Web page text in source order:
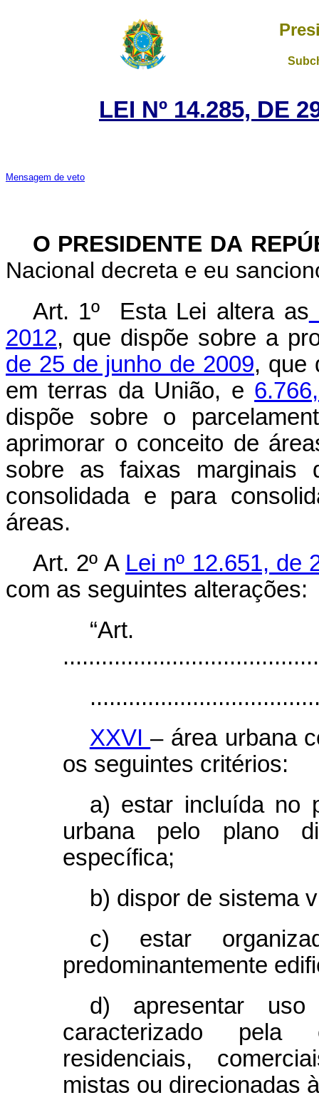
LEI Nº 14.285, DE
Mensagem de veto
O PRESIDENTE DA
Nacional decreta e eu
Art. 1º Esta Lei altera as
2012, que dispõe sobre a
de 25 de junho de 2009, que
em terras da União, e
dispõe sobre o
aprimorar o conceito de
sobre as faixas marginais
consolidada e para
áreas.
Art. 2º A Lei nº 12.651, de
com as seguintes alterações:
XXVI– área urbana
os seguintes critérios:
a) estar incluída no
urbana pelo plano
específica;
b) dispor de sistema
c) estar
predominantemente
d) apresentar uso
caracterizado pela
residenciais,
mistas ou direcionadas